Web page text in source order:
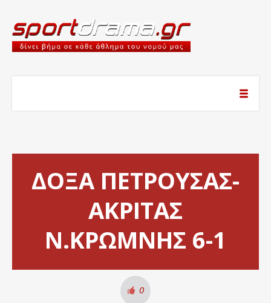
ΔΟΞΑ ΠΕΤΡΟΥΣΑΣ-
ΑΚΡΙΤΑΣ
Ν.ΚΡΩΜΝΗΣ 6-1
0